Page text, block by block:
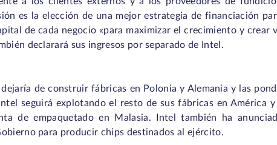
es la elección de una mejor estrategia de financiación
de cada negocio «para maximizar el crecimiento y crear
declarará sus ingresos por separado de Intel.
dejaría de construir fábricas en Polonia y Alemania y las
seguirá explotando el resto de sus fábricas en América
de empaquetado en Malasia. Intel también ha
para producir chips destinados al ejército.